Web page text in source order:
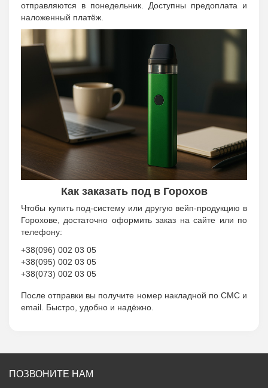
отправляются в понедельник. Доступны предоплата и
наложенный платёж.
Как заказать под в Горохов
Чтобы купить под-систему или другую вейп-продукцию в
Горохове, достаточно оформить заказ на сайте или по
телефону:
+38(096) 002 03 05
+38(095) 002 03 05
+38(073) 002 03 05
После отправки вы получите номер накладной по СМС и
email. Быстро, удобно и надёжно.
ПОЗВОНИТЕ НАМ